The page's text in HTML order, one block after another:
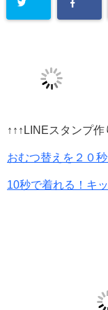
↑↑↑LINEスタンプ作
おむつ替えを２０
10秒で着れる！キ